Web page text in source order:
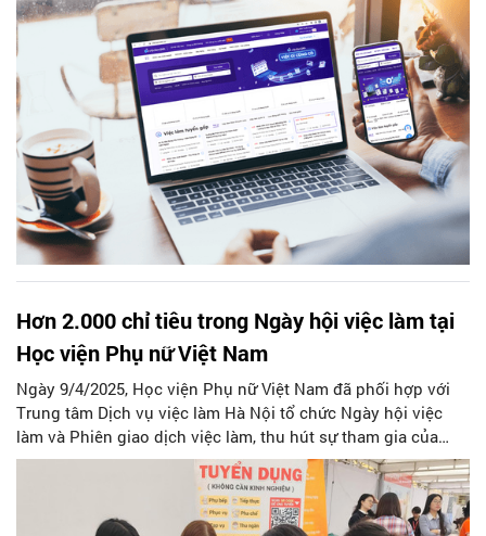
Hơn 2.000 chỉ tiêu trong Ngày hội việc làm tại
Học viện Phụ nữ Việt Nam
Ngày 9/4/2025, Học viện Phụ nữ Việt Nam đã phối hợp với
Trung tâm Dịch vụ việc làm Hà Nội tổ chức Ngày hội việc
làm và Phiên giao dịch việc làm, thu hút sự tham gia của
hàng nghìn sinh viên và người lao động.